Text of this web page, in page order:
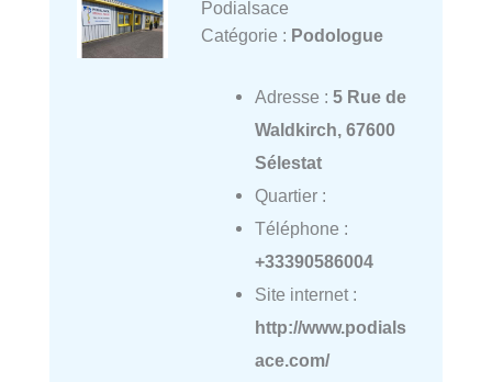
Podialsace
Catégorie : Podologue
Adresse : 5 Rue de
Waldkirch, 67600
Sélestat
Quartier :
Téléphone :
+33390586004
Site internet :
http://www.podials
ace.com/